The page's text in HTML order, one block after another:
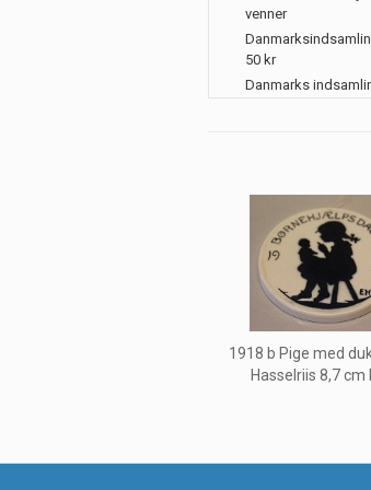
venner
50 kr
Danmarks
1918 b Pige med
Hasselriis 8,7 cm